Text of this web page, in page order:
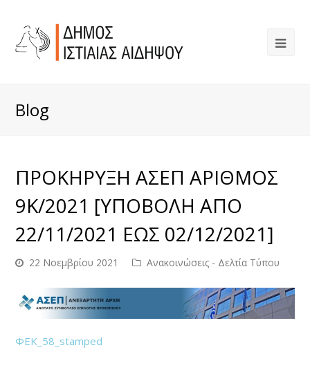
Blog
ΠΡΟΚΗΡΥΞΗ ΑΣΕΠ ΑΡΙΘΜΟΣ
9Κ/2021 [ΥΠΟΒΟΛΗ ΑΠΟ
22/11/2021 ΕΩΣ 02/12/2021]
22 Νοεμβρίου 2021 Ανακοινώσεις - Δελτία Τύπου
ΦΕΚ_58_stamped